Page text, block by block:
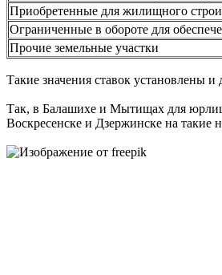
Приобретенные для жилищного
Ограниченные в обороте для
Прочие земельные участки
Такие значения ставок установлены
Так, в Балашихе и Мытищах для юрлиц
Воскресенске и Дзержинске на такие